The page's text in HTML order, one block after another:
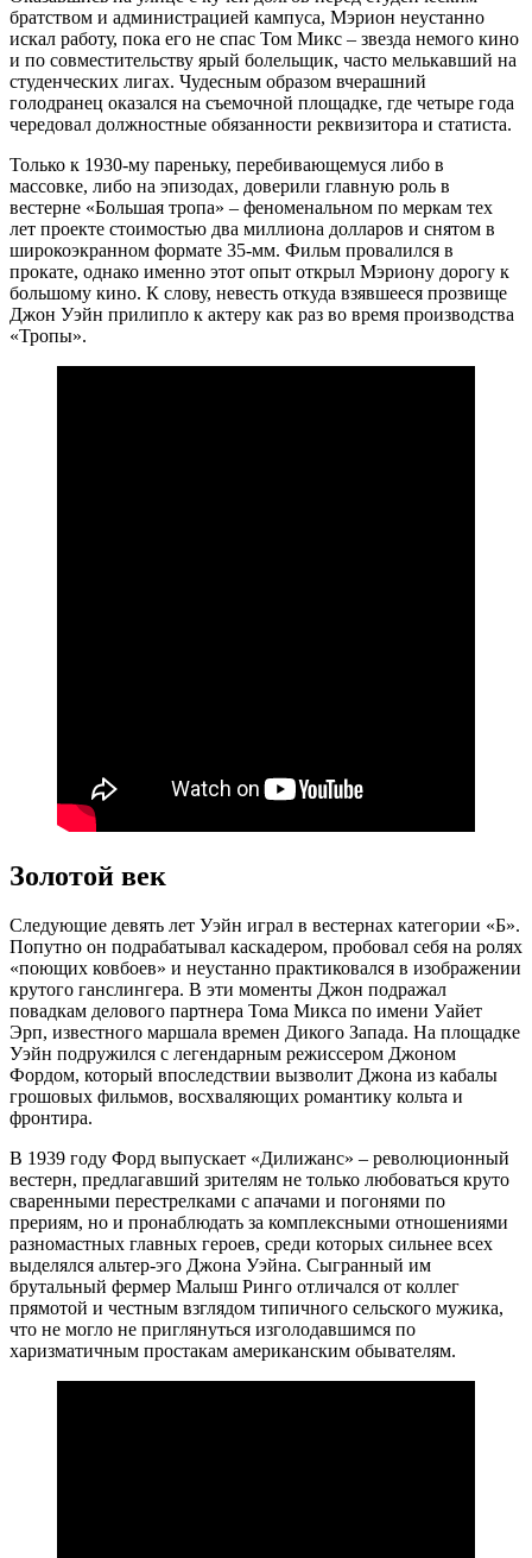
братством и администрацией кампуса, Мэрион неустанно
искал работу, пока его не спас Том Микс – звезда немого кино
и по совместительству ярый болельщик, часто мелькавший на
студенческих лигах. Чудесным образом вчерашний
голодранец оказался на съемочной площадке, где четыре года
чередовал должностные обязанности реквизитора и статиста.
Только к 1930-му пареньку, перебивающемуся либо в
массовке, либо на эпизодах, доверили главную роль в
вестерне «Большая тропа» – феноменальном по меркам тех
лет проекте стоимостью два миллиона долларов и снятом в
широкоэкранном формате 35-мм. Фильм провалился в
прокате, однако именно этот опыт открыл Мэриону дорогу к
большому кино. К слову, невесть откуда взявшееся прозвище
Джон Уэйн прилипло к актеру как раз во время производства
«Тропы».
Золотой век
Следующие девять лет Уэйн играл в вестернах категории «Б».
Попутно он подрабатывал каскадером, пробовал себя на ролях
«поющих ковбоев» и неустанно практиковался в изображении
крутого ганслингера. В эти моменты Джон подражал
повадкам делового партнера Тома Микса по имени Уайет
Эрп, известного маршала времен Дикого Запада. На площадке
Уэйн подружился с легендарным режиссером Джоном
Фордом, который впоследствии вызволит Джона из кабалы
грошовых фильмов, восхваляющих романтику кольта и
фронтира.
В 1939 году Форд выпускает «Дилижанс» – революционный
вестерн, предлагавший зрителям не только любоваться круто
сваренными перестрелками с апачами и погонями по
прериям, но и пронаблюдать за комплексными отношениями
разномастных главных героев, среди которых сильнее всех
выделялся альтер-эго Джона Уэйна. Сыгранный им
брутальный фермер Малыш Ринго отличался от коллег
прямотой и честным взглядом типичного сельского мужика,
что не могло не приглянуться изголодавшимся по
харизматичным простакам американским обывателям.